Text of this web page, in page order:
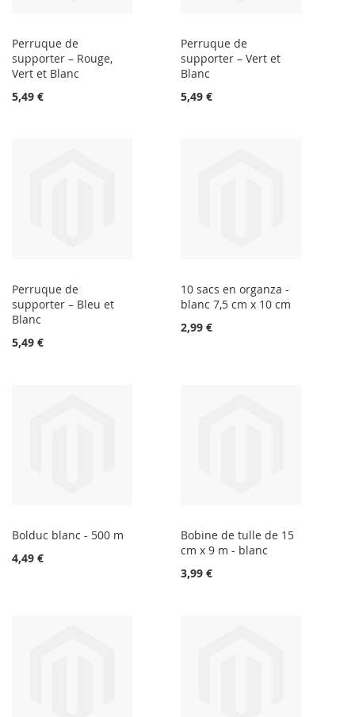
Perruque de
supporter – Rouge,
Vert et Blanc
5,49 €
Perruque de
supporter – Vert et
Blanc
5,49 €
Perruque de
supporter – Bleu et
Blanc
5,49 €
10 sacs en organza -
blanc 7,5 cm x 10 cm
2,99 €
Bolduc blanc - 500 m
4,49 €
Bobine de tulle de 15
cm x 9 m - blanc
3,99 €